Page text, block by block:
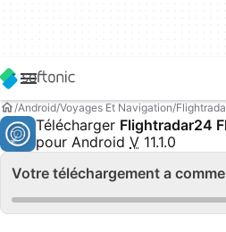
Android Voyages Et Navigation
Télécharger Flightradar24
pour Android V 11.1.0
Votre téléchargement a